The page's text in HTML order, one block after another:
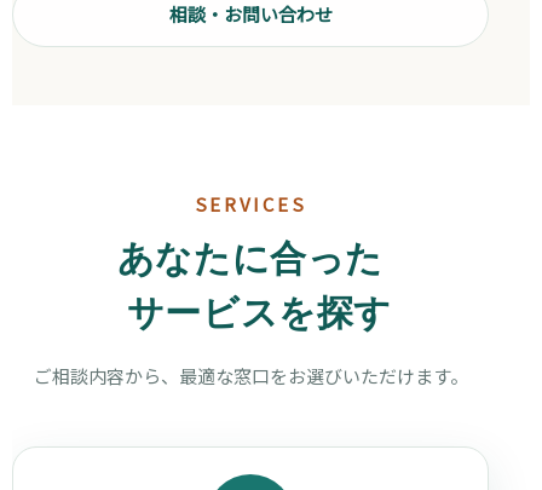
相談・お問い合わせ
SERVICES
あなたに合った
サービスを探す
ご相談内容から、最適な窓口をお選びいただけます。